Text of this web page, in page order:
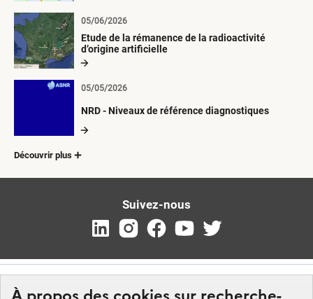
Etude de la rémanence de la radioactivité
d’origine artificielle
05/06/2026
NRD - Niveaux de référence diagnostiques
05/05/2026
Découvrir plus
Suivez-nous